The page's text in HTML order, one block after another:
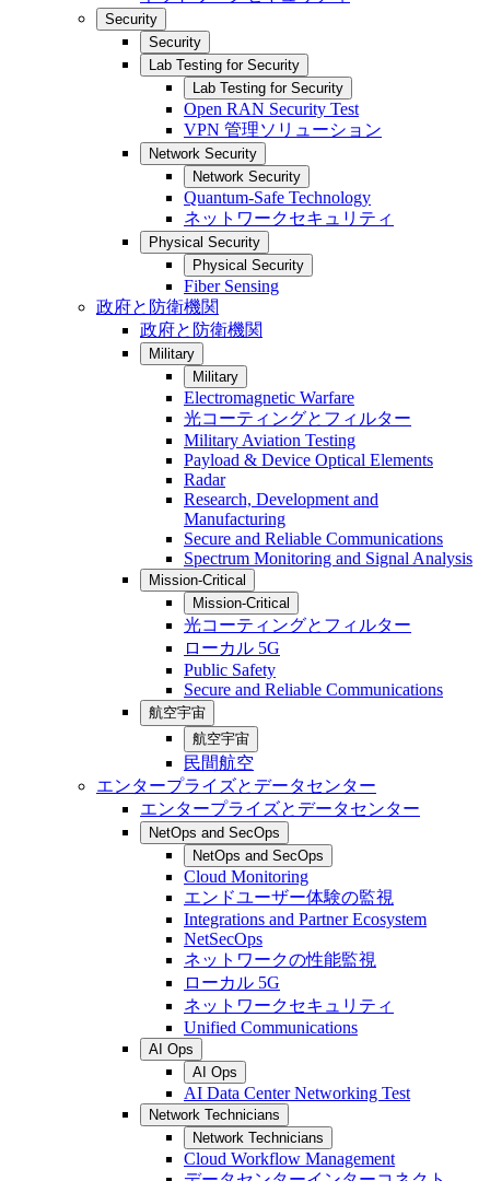
Security
Security
Lab Testing for Security
Lab Testing for Security
Open RAN Security Test
VPN 管理ソリューション
Network Security
Network Security
Quantum-Safe Technology
ネットワークセキュリティ
Physical Security
Physical Security
Fiber Sensing
政府と防衛機関
政府と防衛機関
Military
Military
Electromagnetic Warfare
光コーティングとフィルター
Military Aviation Testing
Payload & Device Optical Elements
Radar
Research, Development and
Manufacturing
Secure and Reliable Communications
Spectrum Monitoring and Signal Analysis
Mission-Critical
Mission-Critical
光コーティングとフィルター
ローカル 5G
Public Safety
Secure and Reliable Communications
航空宇宙
航空宇宙
民間航空
エンタープライズとデータセンター
エンタープライズとデータセンター
NetOps and SecOps
NetOps and SecOps
Cloud Monitoring
エンドユーザー体験の監視
Integrations and Partner Ecosystem
NetSecOps
ネットワークの性能監視
ローカル 5G
ネットワークセキュリティ
Unified Communications
AI Ops
AI Ops
AI Data Center Networking Test
Network Technicians
Network Technicians
Cloud Workflow Management